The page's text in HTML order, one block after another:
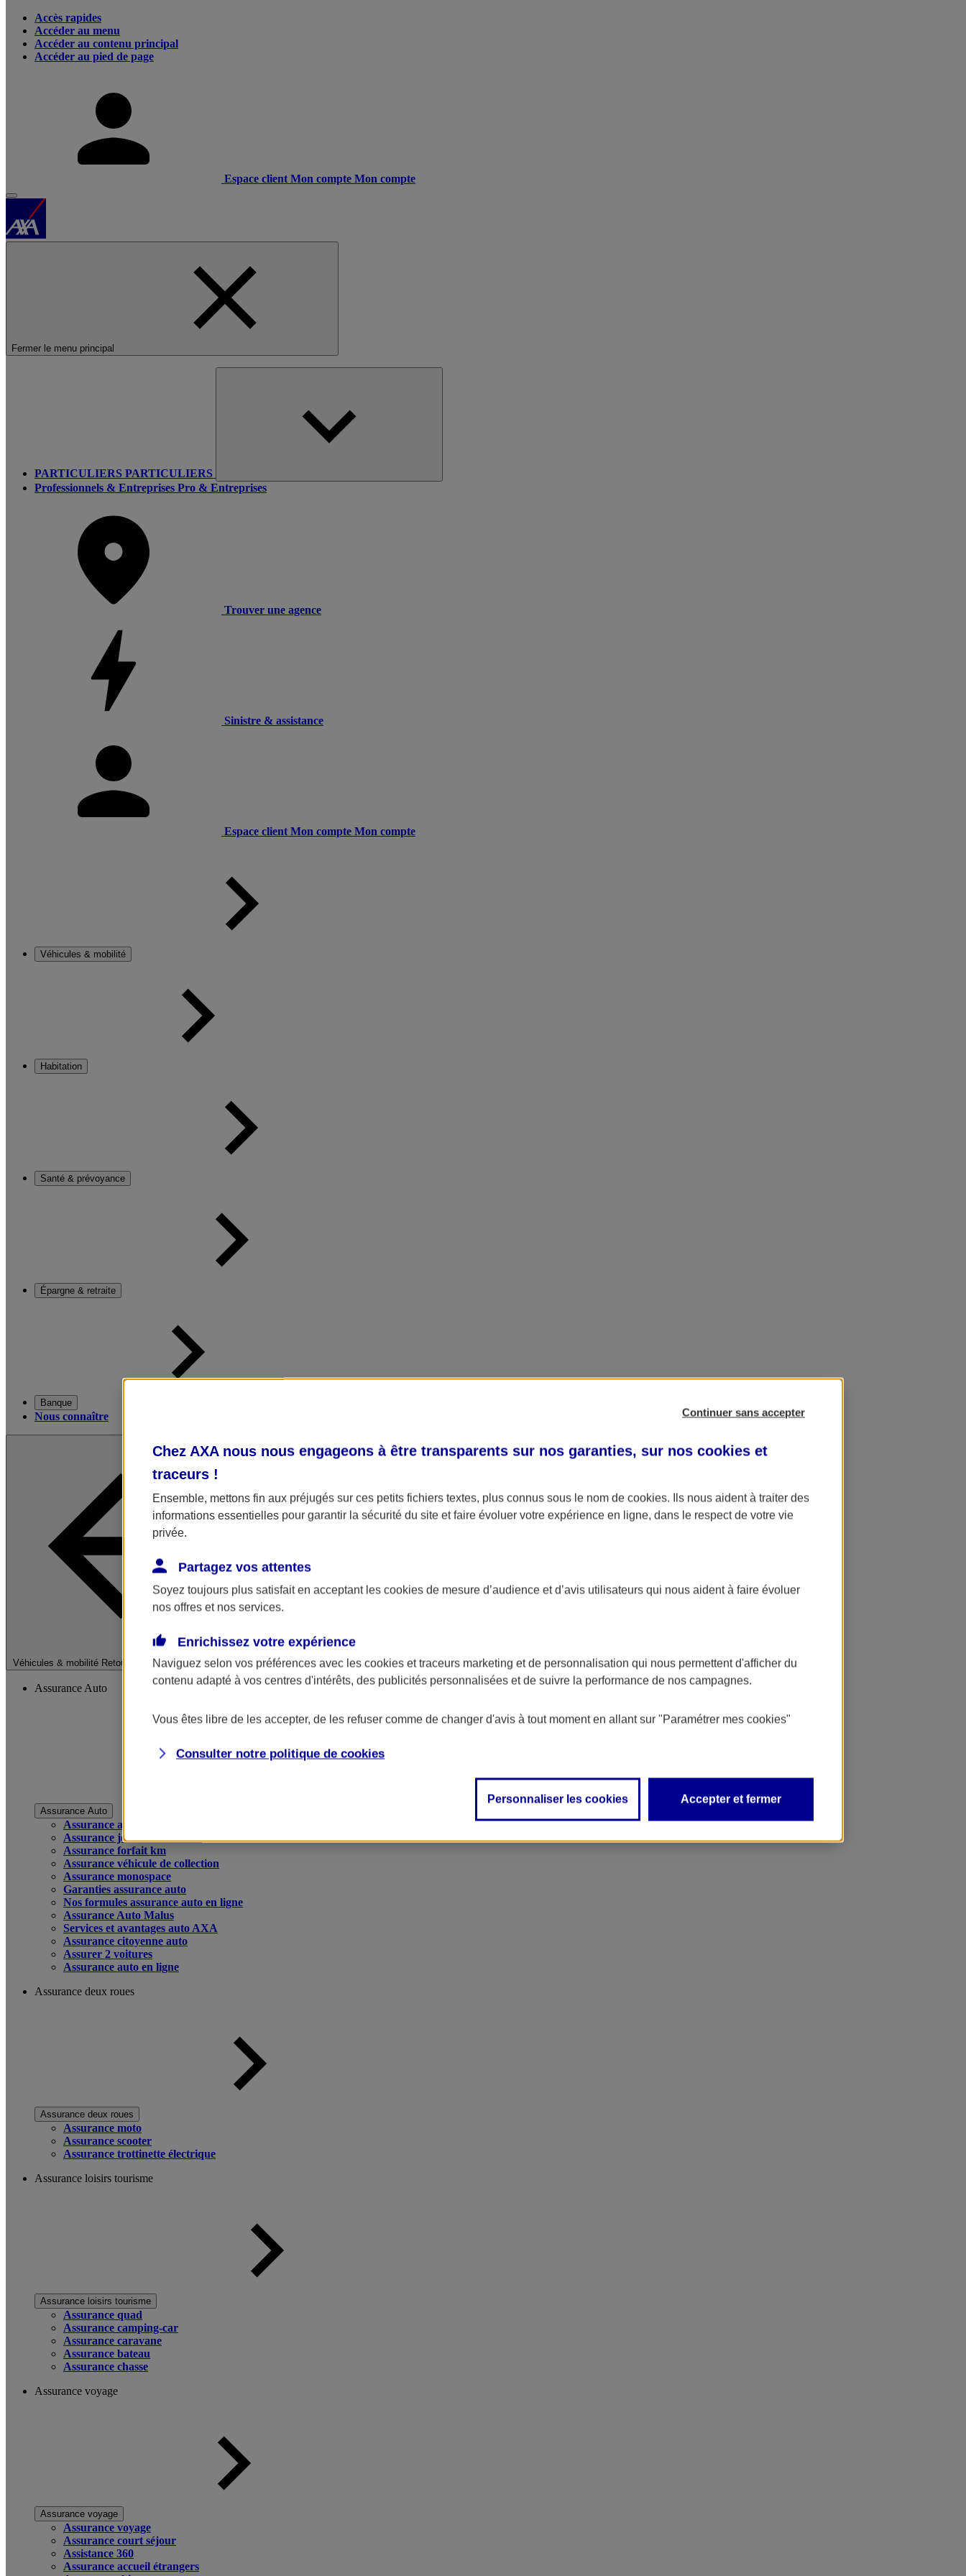
Accès rapides
Accéder au menu
Accéder au contenu principal
Accéder au pied de page
Espace client Mon compte Mon compte
Fermer le menu principal
PARTICULIERS PARTICULIERS
Professionnels & Entreprises Pro & Entreprises
Trouver une agence
Sinistre & assistance
Espace client Mon compte Mon compte
Véhicules & mobilité
Habitation
Santé & prévoyance
Épargne & retraite
Banque
Nous connaître
Véhicules & mobilité Retour à la section précédente
Fermer le menu principal
Assurance Auto
Assurance Auto
Assurance auto
Assurance jeune conducteur
Assurance forfait km
Assurance véhicule de collection
Assurance monospace
Garanties assurance auto
Nos formules assurance auto en ligne
Assurance Auto Malus
Services et avantages auto AXA
Assurance citoyenne auto
Assurer 2 voitures
Assurance auto en ligne
Assurance deux roues
Assurance deux roues
Assurance moto
Assurance scooter
Assurance trottinette électrique
Assurance loisirs tourisme
Assurance loisirs tourisme
Assurance quad
Assurance camping-car
Assurance caravane
Assurance bateau
Assurance chasse
Assurance voyage
Assurance voyage
Assurance voyage
Assurance court séjour
Assistance 360
Assurance accueil étrangers
Continuer sans accepter
Chez AXA nous nous engageons à être transparents sur nos garanties, sur nos cookies et
traceurs !
Ensemble, mettons fin aux préjugés sur ces petits fichiers textes, plus connus sous le nom de cookies. Ils nous aident à traiter des
informations essentielles pour garantir la sécurité du site et faire évoluer votre expérience en ligne, dans le respect de votre vie
privée.
Partagez vos attentes
Soyez toujours plus satisfait en acceptant les cookies de mesure d’audience et d’avis utilisateurs qui nous aident à faire évoluer
nos offres et nos services.
Enrichissez votre expérience
Naviguez selon vos préférences avec les cookies et traceurs marketing et de personnalisation qui nous permettent d'afficher du
contenu adapté à vos centres d'intérêts, des publicités personnalisées et de suivre la performance de nos campagnes.
Vous êtes libre de les accepter, de les refuser comme de changer d'avis à tout moment en allant sur "Paramétrer mes cookies"
Consulter notre politique de cookies
Personnaliser les cookies Accepter et fermer